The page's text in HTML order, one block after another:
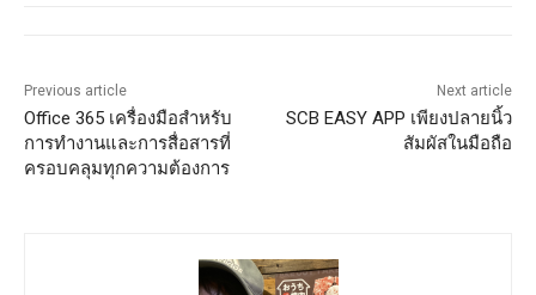
Previous article
Office 365 เครื่องมือสำหรับ
การทำงานและการสื่อสารที่
ครอบคลุมทุกความต้องการ
Next article
SCB EASY APP เพียงปลายนิ้ว
สัมผัสในมือถือ